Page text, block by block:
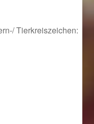
Tierkreiszeichen: